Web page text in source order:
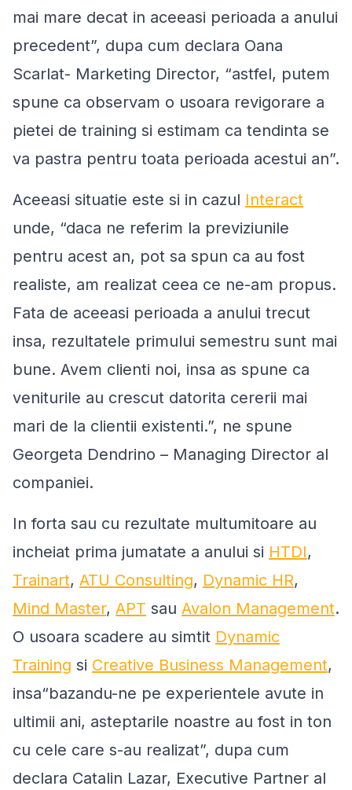
mai mare decat in aceeasi perioada a anului
precedent”, dupa cum declara Oana
Scarlat- Marketing Director, “astfel, putem
spune ca observam o usoara revigorare a
pietei de training si estimam ca tendinta se
va pastra pentru toata perioada acestui an”.
Aceeasi situatie este si in cazul Interact
unde, “daca ne referim la previziunile
pentru acest an, pot sa spun ca au fost
realiste, am realizat ceea ce ne-am propus.
Fata de aceeasi perioada a anului trecut
insa, rezultatele primului semestru sunt mai
bune. Avem clienti noi, insa as spune ca
veniturile au crescut datorita cererii mai
mari de la clientii existenti.”, ne spune
Georgeta Dendrino – Managing Director al
companiei.
In forta sau cu rezultate multumitoare au
incheiat prima jumatate a anului si HTDI,
Trainart, ATU Consulting, Dynamic HR,
Mind Master, APT sau Avalon Management.
O usoara scadere au simtit Dynamic
Training si Creative Business Management,
insa“bazandu-ne pe experientele avute in
ultimii ani, asteptarile noastre au fost in ton
cu cele care s-au realizat”, dupa cum
declara Catalin Lazar, Executive Partner al